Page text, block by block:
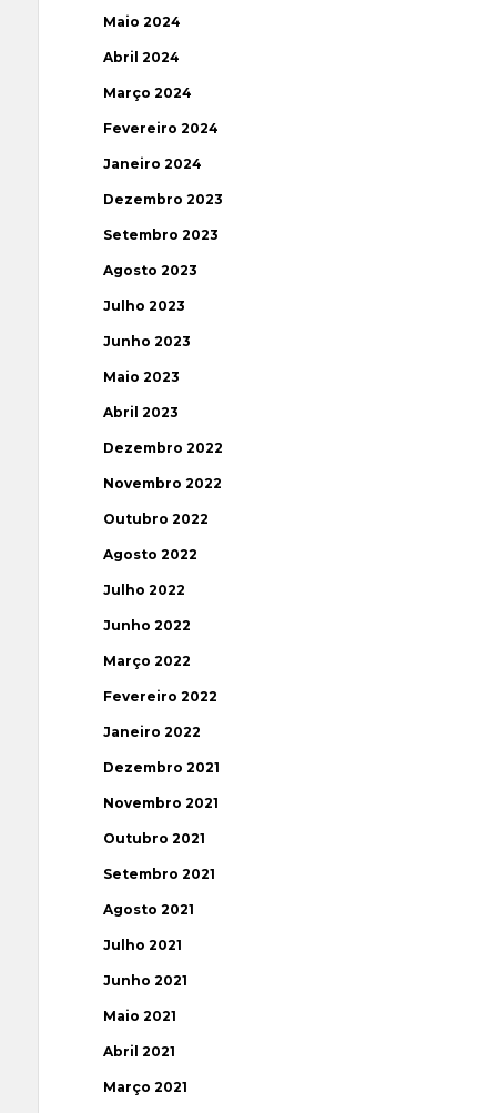
Maio 2024
Abril 2024
Março 2024
Fevereiro 2024
Janeiro 2024
Dezembro 2023
Setembro 2023
Agosto 2023
Julho 2023
Junho 2023
Maio 2023
Abril 2023
Dezembro 2022
Novembro 2022
Outubro 2022
Agosto 2022
Julho 2022
Junho 2022
Março 2022
Fevereiro 2022
Janeiro 2022
Dezembro 2021
Novembro 2021
Outubro 2021
Setembro 2021
Agosto 2021
Julho 2021
Junho 2021
Maio 2021
Abril 2021
Março 2021